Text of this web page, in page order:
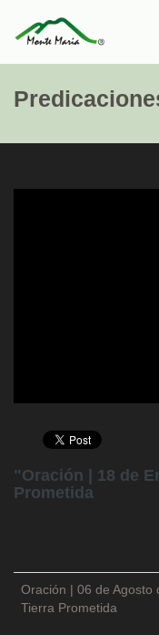
"Oración | 18 de
Prometida
Oración | 06 de Agosto
Tierra Prometida